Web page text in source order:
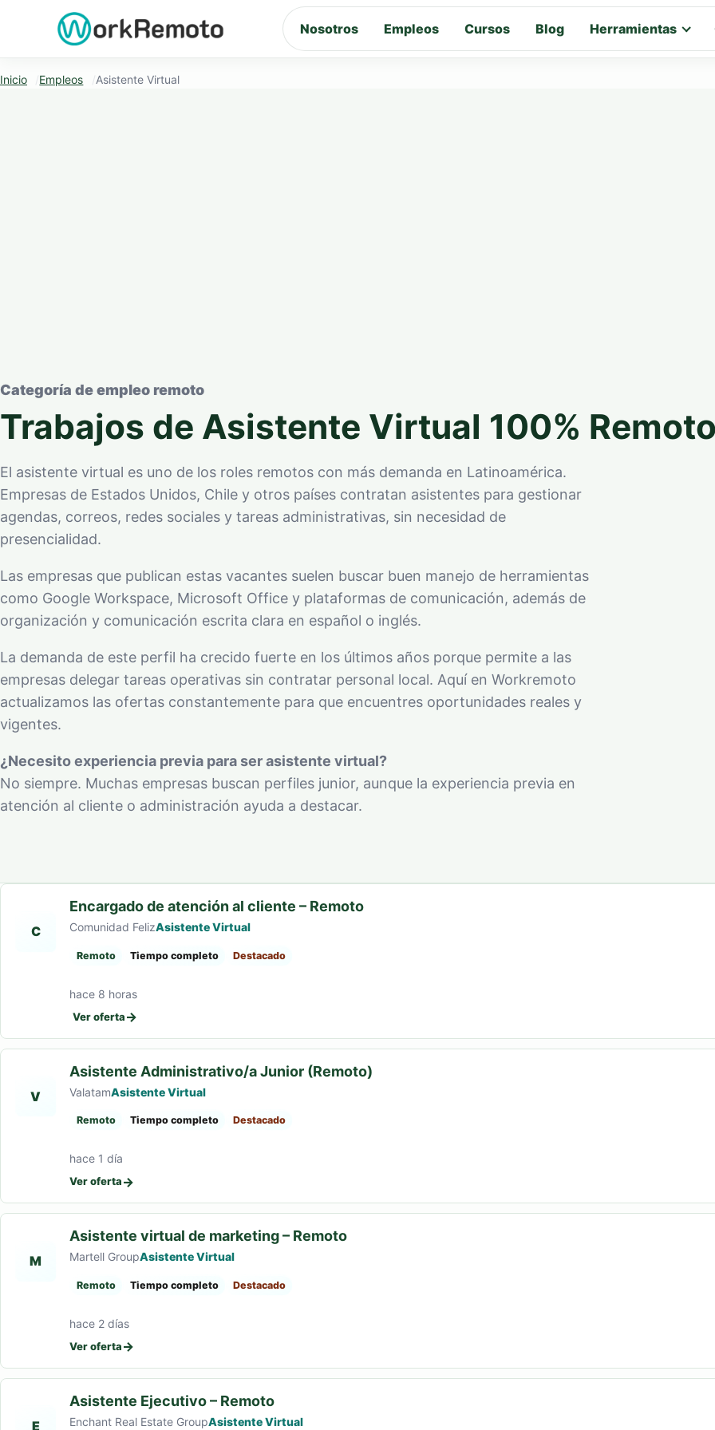
Saltar al contenido
Nosotros
Empleos Cursos Blog Herramientas
Inicio Empleos Asistente Virtual
Categoría de empleo remoto
Trabajos de Asistente Virtual 100%
El asistente virtual es uno de los roles remotos con más demanda en Latinoamérica.
Empresas de Estados Unidos, Chile y otros países contratan asistentes para gestionar
agendas, correos, redes sociales y tareas administrativas, sin necesidad de
presencialidad.
Las empresas que publican estas vacantes suelen buscar buen manejo de herramientas
como Google Workspace, Microsoft Office y plataformas de comunicación, además de
organización y comunicación escrita clara en español o inglés.
La demanda de este perfil ha crecido fuerte en los últimos años porque permite a las
empresas delegar tareas operativas sin contratar personal local. Aquí en Workremoto
actualizamos las ofertas constantemente para que encuentres oportunidades reales y
vigentes.
¿Necesito experiencia previa para ser asistente virtual?
No siempre. Muchas empresas buscan perfiles junior, aunque la experiencia previa en
atención al cliente o administración ayuda a destacar.
C
Encargado de atención al cliente – Remoto
Comunidad FelizAsistente Virtual
Remoto Tiempo completo Destacado
hace 8 horas
Ver oferta→
V
Asistente Administrativo/a Junior (Remoto)
ValatamAsistente Virtual
Remoto Tiempo completo Destacado
hace 1 día
Ver oferta→
M
Asistente virtual de marketing – Remoto
Martell GroupAsistente Virtual
Remoto Tiempo completo Destacado
hace 2 días
Ver oferta→
E
Asistente Ejecutivo – Remoto
Enchant Real Estate GroupAsistente Virtual